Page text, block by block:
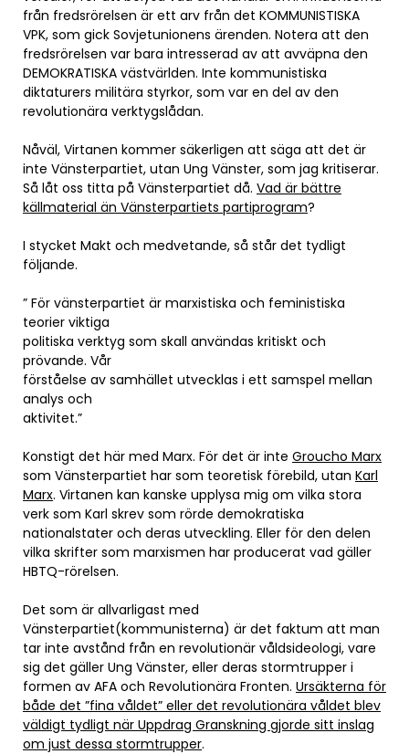
från fredsrörelsen är ett arv från det KOMMUNISTISKA
VPK, som gick Sovjetunionens ärenden. Notera att den
fredsrörelsen var bara intresserad av att avväpna den
DEMOKRATISKA västvärlden. Inte kommunistiska
diktaturers militära styrkor, som var en del av den
revolutionära verktygslådan.
Nåväl, Virtanen kommer säkerligen att säga att det är
inte Vänsterpartiet, utan Ung Vänster, som jag kritiserar.
Så låt oss titta på Vänsterpartiet då. Vad är bättre
källmaterial än Vänsterpartiets partiprogram?
I stycket Makt och medvetande, så står det tydligt
följande.
” För vänsterpartiet är marxistiska och feministiska
teorier viktiga
politiska verktyg som skall användas kritiskt och
prövande. Vår
förståelse av samhället utvecklas i ett samspel mellan
analys och
aktivitet.”
Konstigt det här med Marx. För det är inte Groucho Marx
som Vänsterpartiet har som teoretisk förebild, utan Karl
Marx. Virtanen kan kanske upplysa mig om vilka stora
verk som Karl skrev som rörde demokratiska
nationalstater och deras utveckling. Eller för den delen
vilka skrifter som marxismen har producerat vad gäller
HBTQ-rörelsen.
Det som är allvarligast med
Vänsterpartiet(kommunisterna) är det faktum att man
tar inte avstånd från en revolutionär våldsideologi, vare
sig det gäller Ung Vänster, eller deras stormtrupper i
formen av AFA och Revolutionära Fronten. Ursäkterna för
både det ”fina våldet” eller det revolutionära våldet blev
väldigt tydligt när Uppdrag Granskning gjorde sitt inslag
om just dessa stormtrupper.